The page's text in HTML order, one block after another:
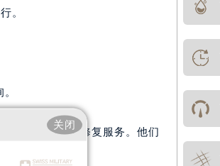
。
供更为专业的修复服务。他们
关闭